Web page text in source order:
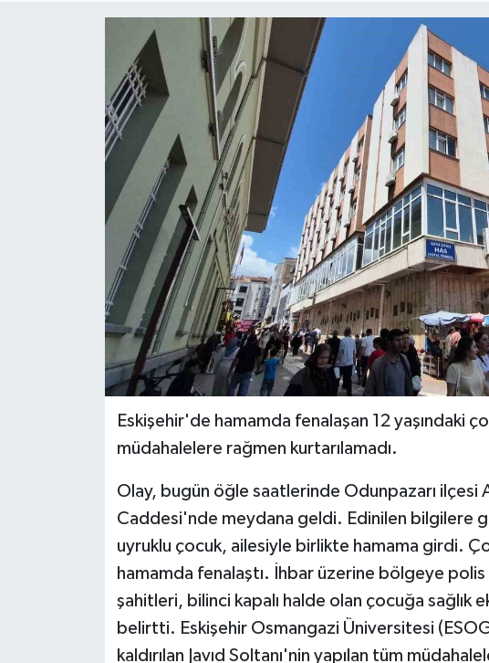
Eskişehir'de hamamda fenalaşan 12 yaşındaki
müdahalelere rağmen kurtarılamadı.
Olay, bugün öğle saatlerinde Odunpazarı ilçesi
Caddesi'nde meydana geldi. Edinilen bilgilere
uyruklu çocuk, ailesiyle birlikte hamama girdi.
hamamda fenalaştı. İhbar üzerine bölgeye
şahitleri, bilinci kapalı halde olan çocuğa sağlık
belirtti. Eskişehir Osmangazi Üniversitesi
kaldırılan Javıd Soltanı'nin yapılan tüm